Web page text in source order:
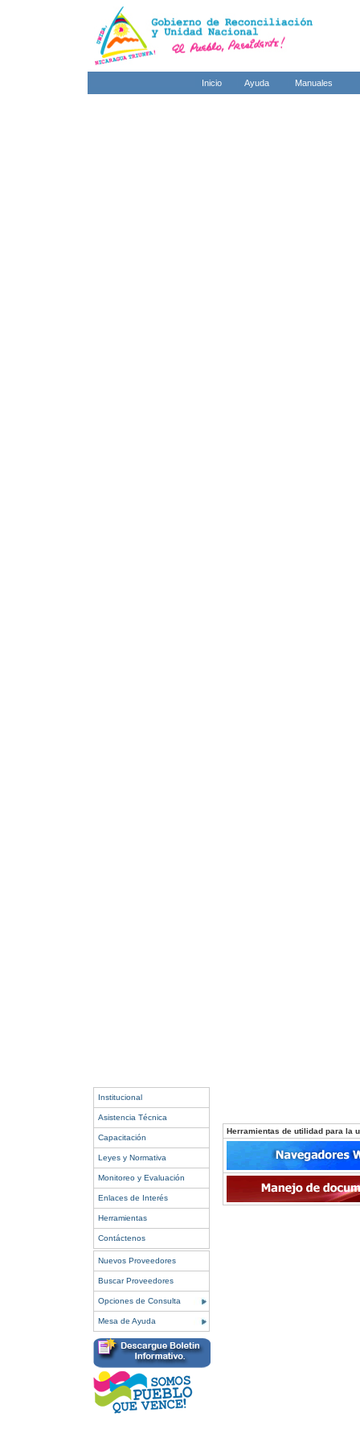
Inicio Ayuda Manuales
Institucional
Asistencia Técnica
Capacitación
Leyes y Normativa
Monitoreo y Evaluación
Enlaces de Interés
Herramientas
Contáctenos
Nuevos Proveedores
Buscar Proveedores
Opciones de Consulta
Mesa de Ayuda
Herramientas de utilidad para la